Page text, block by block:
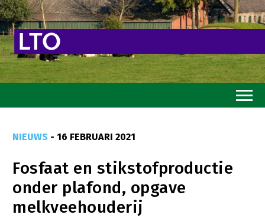
Goed eten
Mooi groen
Sterk ondernemerschap
NIEUWS - 16 FEBRUARI 2021
Fosfaat en stikstofproductie
onder plafond, opgave
melkveehouderij